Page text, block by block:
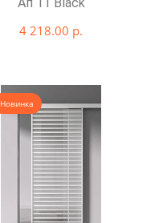
4 218.00 р.
Новинка